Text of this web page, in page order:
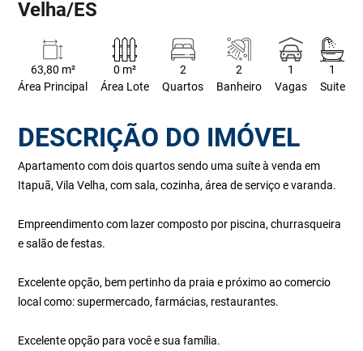
Velha/ES
63,80 m²
Área Principal
0 m²
Área Lote
2
Quartos
2
Banheiro
1
Vagas
1
Suite
DESCRIÇÃO DO IMÓVEL
Apartamento com dois quartos sendo uma suíte à venda em
Itapuã, Vila Velha, com sala, cozinha, área de serviço e varanda.
Empreendimento com lazer composto por piscina, churrasqueira
e salão de festas.
Excelente opção, bem pertinho da praia e próximo ao comercio
local como: supermercado, farmácias, restaurantes.
Excelente opção para você e sua família.